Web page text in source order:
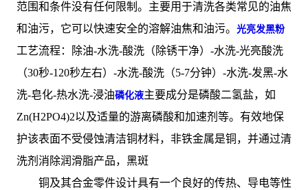
范围和条件没有任何限制。主要用于清洗各类常见的油焦
和油污，它可以快速安全的溶解油焦和油污。 光亮发黑粉
工艺流程：除油-水洗-酸洗（除锈干净）-水洗-光亮酸洗
（30秒-120秒左右）-水洗-酸洗（5-7分钟）-水洗-发黑-水
洗-皂化-热水洗-浸油磷化液主要成分是磷酸二氢盐，如
Zn(H2PO4)2以及适量的游离磷酸和加速剂等。有效地保
护该表面不受侵蚀清洁铜材料，非铁金属是铜，并通过清
洗剂消除润滑脂产品，黑斑
铜及其合金零件设计具有一个良好的传热、导电等性